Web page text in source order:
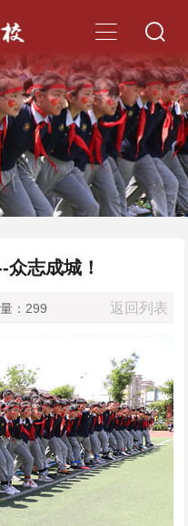
 
众志成城！
： 299 返回列表